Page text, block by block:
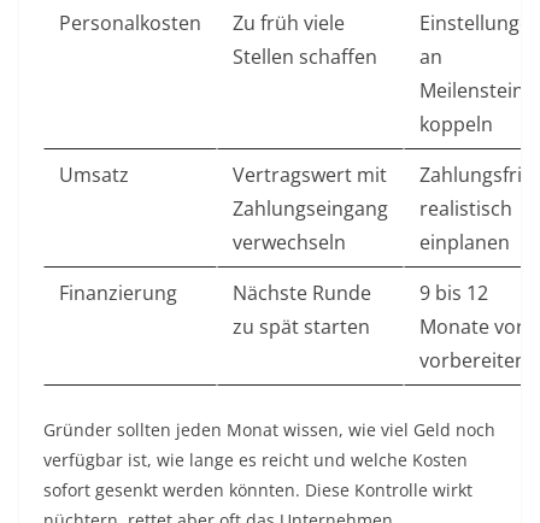
Personalkosten
Zu früh viele
Stellen schaffen
an
Meilensteine
koppeln
Umsatz
Vertragswert mit
Zahlungseingang
verwechseln
realistisch
einplanen
Finanzierung
Nächste Runde
zu spät starten
9 bis 12
Monate
vorbereiten
Gründer sollten jeden Monat wissen, wie viel Geld noch
verfügbar ist, wie lange es reicht und welche Kosten
sofort gesenkt werden könnten. Diese Kontrolle wirkt